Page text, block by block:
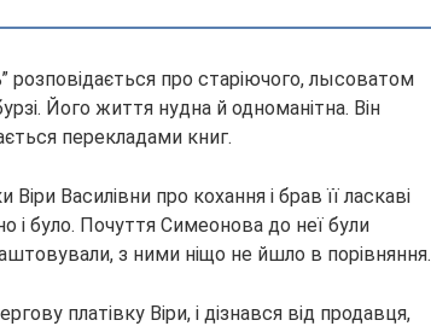
розповідається про старіючого, лысоватом
Його життя нудна й одноманітна. Він
перекладами книг.
Віри Василівни про кохання і брав її ласкаві
і було. Почуття Симеонова до неї були
з ними ніщо не йшло в порівняння.
платівку Віри, і дізнався від продавця,